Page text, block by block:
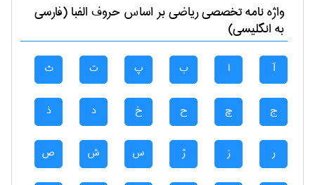
واژه نامه تخصصیرياضیبر اساس حروف الفبا (فارسی
به انگلیسی)
آ ا ب پ ت ث
ج چ ح خ د ذ
ر ز ژ س ش ص